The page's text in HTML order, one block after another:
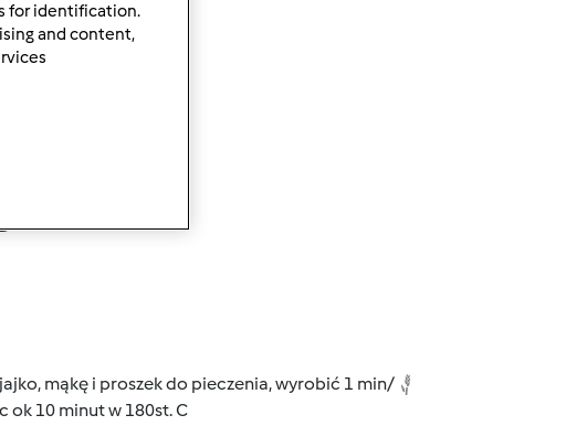
mąkę i proszek do pieczenia, wyrobić 1 min/
ok 10 minut w 180st. C
for identification.
and content,